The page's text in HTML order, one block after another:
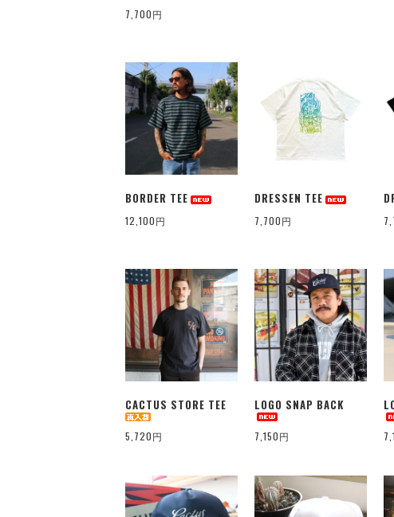
7,700円
BORDER TEE
12,100円
DRESSEN TEE
7,700円
CACTUS STORE TEE
5,720円
LOGO SNAP BACK
7,150円